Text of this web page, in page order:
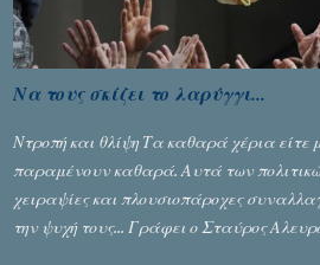
Να τους σκίζει το λαρύγγι...
Ντροπή και θλίψη Τα καθαρά χέρια είτε
παραμένουν καθαρά. Αυτά των
χειραψίες και πλουσιοπάροχες
την ψυχή τους... Γράφει ο Σταύρος